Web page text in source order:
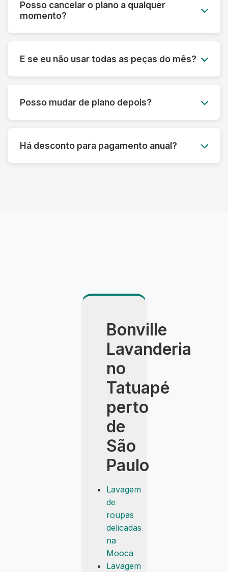
entrega inclusos. É simples, previsível e muito
Posso cancelar o plano a qualquer
momento?
taxa de cancelamento. Sua satisfação é nossa
prioridade.
E se eu não usar todas as peças do mês?
você aproveite ao máximo seu plano sem
desperdício.
Posso mudar de plano depois?
se às suas necessidades atuais.
Há desconto para pagamento anual?
Bonville
Lavanderia
no
Tatuapé
perto
de
São
Paulo
Lavagem
de
roupas
delicadas
na
Mooca
Lavagem